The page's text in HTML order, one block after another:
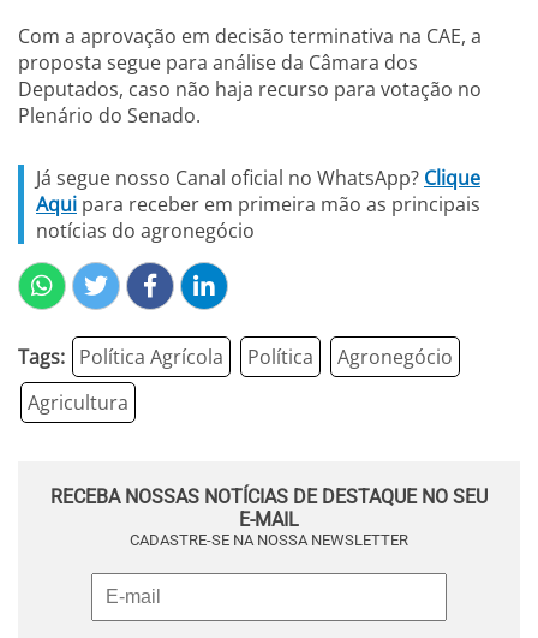
Com a aprovação em decisão terminativa na CAE, a
proposta segue para análise da Câmara dos
Deputados, caso não haja recurso para votação no
Plenário do Senado.
Já segue nosso Canal oficial no WhatsApp? Clique
Aqui para receber em primeira mão as principais
notícias do agronegócio
Tags: Política Agrícola Política
Agronegócio
Agricultura
RECEBA NOSSAS NOTÍCIAS DE DESTAQUE NO SEU
E-MAIL
CADASTRE-SE NA NOSSA NEWSLETTER